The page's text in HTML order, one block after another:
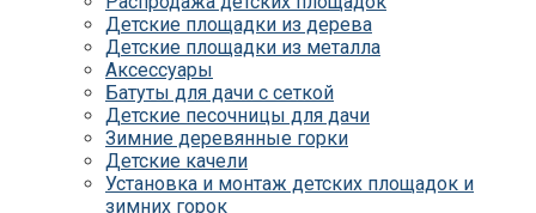
Детские площадки для дачи Выше всех
Детские площадки для дачи Romana
Детские уличные площадки IgraGrad X
Детские площадки для дачи ЛЕГЕНДА
ЛЕСА серия ВСЕСЕЗОННАЯ
Детские площадки Савушка 4 Сезона
Детские площадки Савушка Мастер
(Махагон)
Детские площадки Савушка Мастер
Детские площадки из дерева
Детские площадки из металла
Аксессуары
Батуты для дачи с сеткой
Детские песочницы для дачи
Зимние деревянные горки
Детские качели
Установка и монтаж детских площадок и
зимних горок